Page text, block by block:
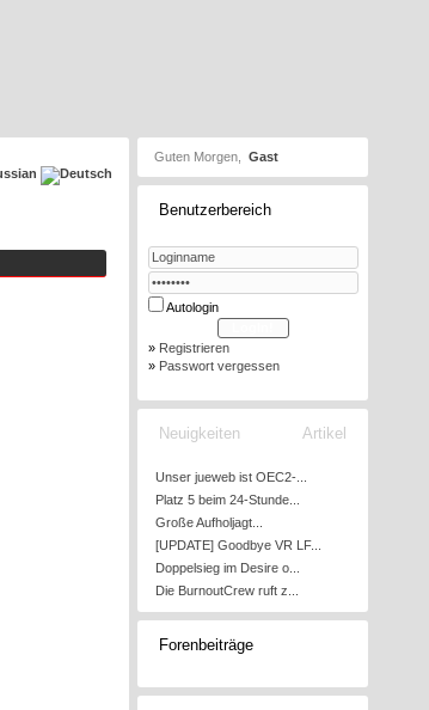
Guten Morgen, Gast
Benutzerbereich
Autologin
» Registrieren
» Passwort vergessen
Neuigkeiten Artikel
Unser jueweb ist OEC2-...
Platz 5 beim 24-Stunde...
Große Aufholjagt...
[UPDATE] Goodbye VR LF...
Doppelsieg im Desire o...
Die BurnoutCrew ruft z...
Forenbeiträge